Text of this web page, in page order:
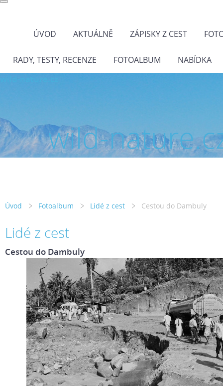
ÚVOD AKTUÁLNĚ ZÁPISKY Z CEST
RADY, TESTY, RECENZE FOTOALBUM NABÍDKA
wild-
Úvod Fotoalbum Lidé z cest Cestou do Dambuly
Lidé z cest
Cestou do Dambuly